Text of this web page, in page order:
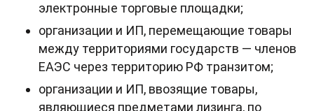
электронные торговые площадки;
организации и ИП, перемещающие товары
между территориями государств — членов
ЕАЭС через территорию РФ транзитом;
организации и ИП, ввозящие товары,
являющиеся предметами лизинга, по